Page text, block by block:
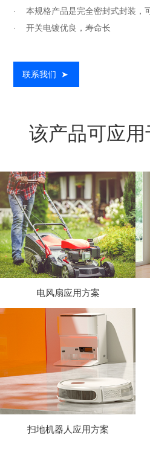
· 本规格产品是完全密封式封装，
· 开关电镀优良，寿命长
联系我们 ➤
该产品可应
电风扇应用方案
扫地机器人应用方案